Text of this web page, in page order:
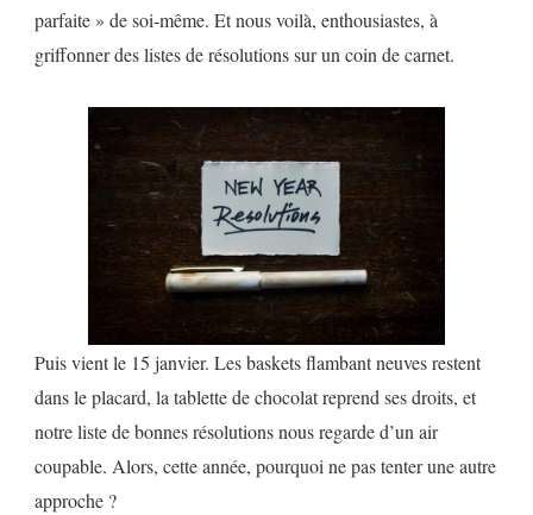
parfaite » de soi-même. Et nous voilà, enthousiastes, à
griffonner des listes de résolutions sur un coin de carnet.
Puis vient le 15 janvier. Les baskets flambant neuves restent
dans le placard, la tablette de chocolat reprend ses droits, et
notre liste de bonnes résolutions nous regarde d’un air
coupable. Alors, cette année, pourquoi ne pas tenter une autre
approche ?